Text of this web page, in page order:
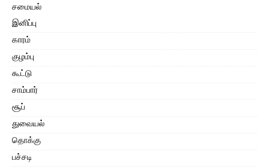
சமையல்
இனிப்பு
காரம்
குழம்பு
கூட்டு
சாம்பார்
சூப்
துவையல்
தொக்கு
பச்சடி